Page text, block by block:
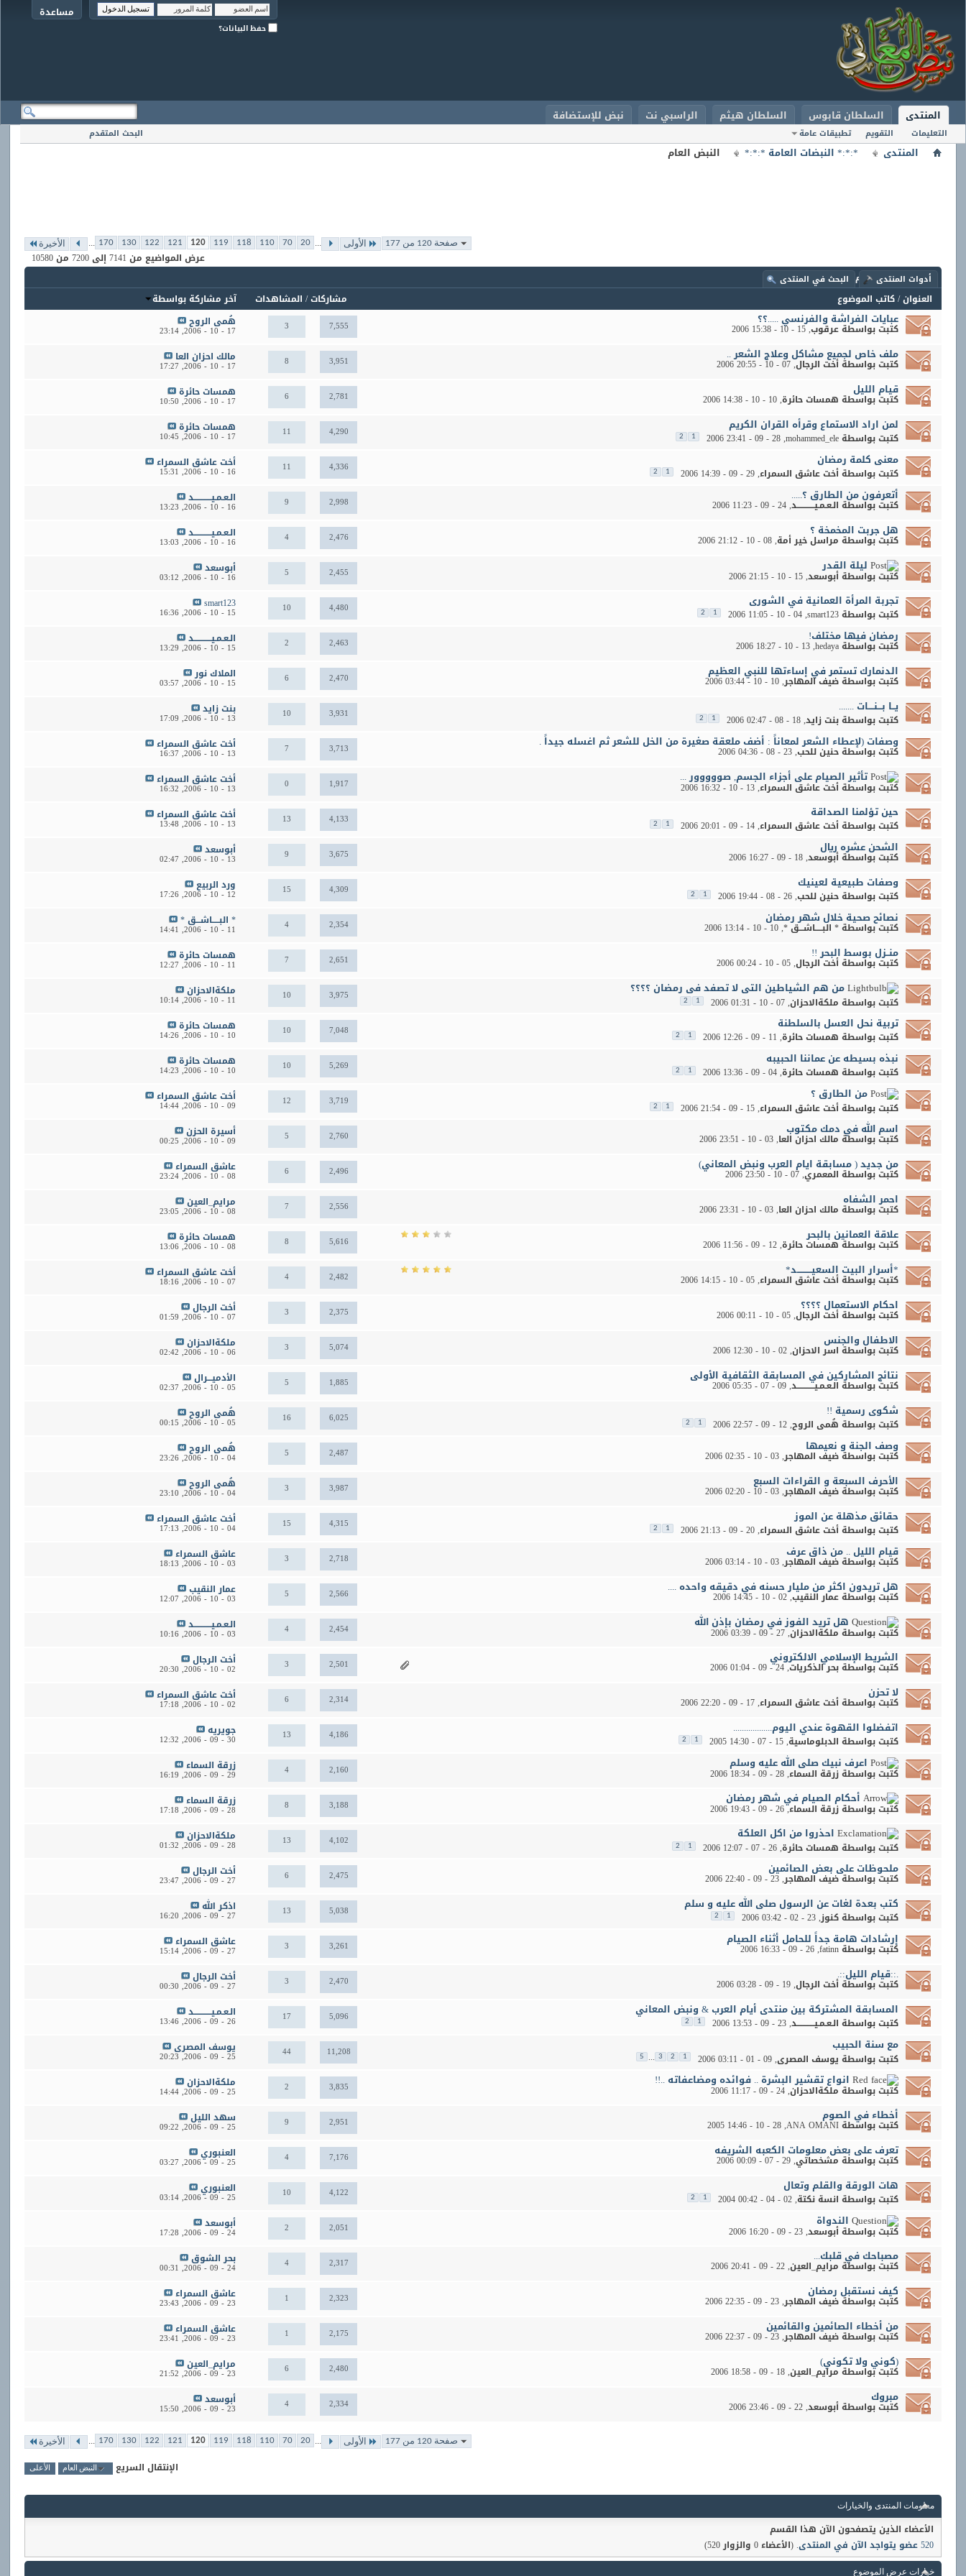
مساعدة
حفظ البيانات؟
المنتدى
التعليمات التقويم تطبيقات عامة
السلطان قابوس السلطان هيثم الراسبي نت نبض للإستضافة
البحث المتقدم
المنتدى *:*:* النبضات العامة *:*:* النبض العام
صفحة 120 من 177 الأولى ...
20
70
110
118
119
120
121
122
130
170
... الأخيرة
عرض المواضيع من 7141 إلى 7200 من 10580
المنتدى:النبض العامأدوات المنتدى البحث في المنتدى
العنوان/كاتب الموضوع مشاركات/ المشاهدات آخر مشاركة بواسطة
عبايات الفراشة والفرنسي .....؟؟
كتبت بواسطةعرقوب‏, 15 - 10 - 2006 15:38
3 7,555 هُمى الروح
17 - 10 - 2006,
23:14
ملف خاص لجميع مشاكل وعلاج الشعر ..
كتبت بواسطةأخت الرجال‏, 07 - 10 - 2006 20:55
8 3,951 مالك احزان العا
17 - 10 - 2006,
17:27
قيام الليل
كتبت بواسطة همسات حائرة‏, 10 - 10 - 2006 14:38
6 2,781 همسات حائرة
17 - 10 - 2006,
10:50
لمن اراد الاستماع وقرأه القران الكريم
كتبت بواسطةmohammed_ele
‏, 28 - 09 - 2006 23:41
1
2
11 4,290 همسات حائرة
17 - 10 - 2006,
10:45
معنى كلمة رمضان
كتبت بواسطةأخت عاشق السمراء‏, 29 - 09 - 2006 14:39
1
2
11 4,336 أخت عاشق السمراء
16 - 10 - 2006,
15:31
أتعرفون من الطارق ؟.....
كتبت بواسطة الـعـمـيــــــــــــد‏, 24 - 09 - 2006 11:23
9 2,998 الـعـمـيــــــــــــد
16 - 10 - 2006,
13:23
هل جربت المخمخة ؟
كتبت بواسطة مراسل خير أمة‏, 08 - 10 - 2006 21:12
4 2,476 الـعـمـيــــــــــــد
16 - 10 - 2006,
13:03
ليلة القدر
كتبت بواسطةأبوسعد‏, 15 - 10 - 2006 21:15
5 2,455 أبوسعد
16 - 10 - 2006,
03:12
تجربة المرأة العمانية في الشورى
كتبت بواسطةsmart123
‏, 04 - 10 - 2006 11:05
1
2
10 4,480
smart123
15 - 10 - 2006,
16:36
رمضان فيها مختلف!
كتبت بواسطةhedaya
‏, 13 - 10 - 2006 18:27
2 2,463 الـعـمـيــــــــــــد
15 - 10 - 2006,
13:29
الدنمارك تستمر في إساءتها للنبي العظيم
كتبت بواسطةضيف المهاجر‏, 10 - 10 - 2006 03:44
6 2,470 الملاك نور
15 - 10 - 2006,
03:57
يــا بـــنــــات .......
كتبت بواسطةبنت زايد‏, 18 - 08 - 2006 02:47
1
2
10 3,931 بنت زايد
13 - 10 - 2006,
17:09
وصفات (لإعطاء الشعر لمعاناً : أضف ملعقة صغيرة من الخل للشعر ثم اغسله جيداً .
كتبت بواسطةحنين للحب‏, 23 - 08 - 2006 04:36
7 3,713 أخت عاشق السمراء
13 - 10 - 2006,
16:37
تأثير الصيام على أجزاء الجسم, صووووور ...
كتبت بواسطةأخت عاشق السمراء‏, 13 - 10 - 2006 16:32
0 1,917 أخت عاشق السمراء
13 - 10 - 2006,
16:32
حين تؤلمنا الصداقة
كتبت بواسطةأخت عاشق السمراء‏, 14 - 09 - 2006 20:01
1
2
13 4,133 أخت عاشق السمراء
13 - 10 - 2006,
13:48
الشحن عشره ريال
كتبت بواسطةأبوسعد‏, 18 - 09 - 2006 16:27
9 3,675 أبوسعد
13 - 10 - 2006,
02:47
وصفات طبيعية لعينيك
كتبت بواسطةحنين للحب‏, 26 - 08 - 2006 19:44
1
2
15 4,309 ورد الربيع
12 - 10 - 2006,
17:26
نصائح صحية خلال شهر رمضان
كتبت بواسطة* البـــــاشـــق *‏, 10 - 10 - 2006 13:14
4 2,354 * البـــــاشـــق *
11 - 10 - 2006,
14:41
منــزل بوسط البحر !!
كتبت بواسطةأخت الرجال‏, 05 - 10 - 2006 00:24
7 2,651 همسات حائرة
11 - 10 - 2006,
12:27
من هم الشياطين التى لا تصفد فى رمضان ؟؟؟؟
كتبت بواسطة ملكةالاحزان‏, 07 - 10 - 2006 01:31
1
2
10 3,975 ملكةالاحزان
11 - 10 - 2006,
10:14
تربية نحل العسل بالسلطنة
كتبت بواسطة همسات حائرة‏, 11 - 09 - 2006 12:26
1
2
10 7,048 همسات حائرة
10 - 10 - 2006,
14:26
نبذه بسيطه عن عماننا الحبيبه
كتبت بواسطة همسات حائرة‏, 04 - 09 - 2006 13:36
1
2
10 5,269 همسات حائرة
10 - 10 - 2006,
14:23
من الطارق ؟
كتبت بواسطةأخت عاشق السمراء‏, 15 - 09 - 2006 21:54
1
2
12 3,719 أخت عاشق السمراء
09 - 10 - 2006,
14:44
اسم الله في دمك مكتوب
كتبت بواسطة مالك احزان العا‏, 03 - 10 - 2006 23:51
5 2,760 أسيرة الحزن
09 - 10 - 2006,
00:25
من جديد ( مسابقة ايام العرب ونبض المعاني)
كتبت بواسطة المعمري‏, 07 - 10 - 2006 23:50
6 2,496 عاشق السمراء
08 - 10 - 2006,
23:24
احمر الشفاه
كتبت بواسطة مالك احزان العا‏, 03 - 10 - 2006 23:31
7 2,556 مرايم_العين
08 - 10 - 2006,
23:05
علاقة العمانين بالبحر
كتبت بواسطةهمسات حائرة‏, 12 - 09 - 2006 11:56
8 5,616 همسات حائرة
08 - 10 - 2006,
13:06
*أسرار البيت السعيــــــــــد*
كتبت بواسطةأخت عاشق السمراء‏, 05 - 10 - 2006 14:15
4 2,482 أخت عاشق السمراء
07 - 10 - 2006,
18:16
احكام الاستعمال ؟؟؟؟
كتبت بواسطةأخت الرجال‏, 05 - 10 - 2006 00:11
3 2,375 أخت الرجال
07 - 10 - 2006,
01:59
الاطفال والجنس
كتبت بواسطة اسر الاحزان‏, 02 - 10 - 2006 12:30
3 5,074 ملكةالاحزان
06 - 10 - 2006,
02:42
نتائج المشاركين في المسابقة الثقافية الأولى
كتبت بواسطة الـعـمـيــــــــــــد‏, 09 - 07 - 2006 05:35
5 1,885 الأدميـــرال
05 - 10 - 2006,
02:37
شكوى رسمية !!
كتبت بواسطة هُمى الروح‏, 12 - 09 - 2006 22:57
1
2
16 6,025 هُمى الروح
05 - 10 - 2006,
00:15
وصف الجنة و نعيمها
كتبت بواسطةضيف المهاجر‏, 03 - 10 - 2006 02:35
5 2,487 هُمى الروح
04 - 10 - 2006,
23:26
الأحرف السبعة و القراءات السبع
كتبت بواسطةضيف المهاجر‏, 03 - 10 - 2006 02:20
3 3,987 هُمى الروح
04 - 10 - 2006,
23:10
حقائق مذهلة عن الموز
كتبت بواسطةأخت عاشق السمراء‏, 20 - 09 - 2006 21:13
1
2
15 4,315 أخت عاشق السمراء
04 - 10 - 2006,
17:13
قيام الليل .. من ذاق عرف
كتبت بواسطةضيف المهاجر‏, 03 - 10 - 2006 03:14
3 2,718 عاشق السمراء
03 - 10 - 2006,
18:13
هل تريدون اكثر من مليار حسنه في دقيقه واحده ....
كتبت بواسطةعمار النقيب‏, 02 - 10 - 2006 14:45
5 2,566 عمار النقيب
03 - 10 - 2006,
12:07
هل تريد الفوز في رمضان بإذن الله
كتبت بواسطة ملكةالاحزان‏, 27 - 09 - 2006 03:39
4 2,454 الـعـمـيــــــــــــد
03 - 10 - 2006,
10:16
الشريط الإسلامي الالكتروني
كتبت بواسطةبحر الذكريات‏, 24 - 09 - 2006 01:04
3 2,501 أخت الرجال
02 - 10 - 2006,
20:30
لا تحزن
كتبت بواسطةأخت عاشق السمراء‏, 17 - 09 - 2006 22:20
6 2,314 أخت عاشق السمراء
02 - 10 - 2006,
17:18
اتفضلوا القهوة عندي اليوم..................
كتبت بواسطة الدبلوماسية‏, 15 - 07 - 2005 14:30
1
2
13 4,186 جويريه
30 - 09 - 2006,
12:32
اعرف نبيك صلى الله عليه وسلم
كتبت بواسطةزرقة السماء‏, 28 - 09 - 2006 18:34
4 2,160 زرقة السماء
29 - 09 - 2006,
16:19
أحكام الصيام في شهر رمضان
كتبت بواسطةزرقة السماء‏, 26 - 09 - 2006 19:43
8 3,188 زرقة السماء
28 - 09 - 2006,
17:18
احذروا من اكل العلكة
كتبت بواسطة همسات حائرة‏, 26 - 07 - 2006 12:07
1
2
13 4,102 ملكةالاحزان
28 - 09 - 2006,
01:32
ملحوظات على بعض الصائمين
كتبت بواسطةضيف المهاجر‏, 23 - 09 - 2006 22:40
6 2,475 أخت الرجال
27 - 09 - 2006,
23:47
كتب بعدة لغات عن الرسول صلى الله عليه و سلم
كتبت بواسطةكنوز‏, 23 - 02 - 2006 03:42
1
2
13 5,038 اذكر الله
27 - 09 - 2006,
16:20
إرشادات هامة جداً للحامل أثناء الصيام
كتبت بواسطةfatinn
‏, 26 - 09 - 2006 16:33
3 3,261 عاشق السمراء
27 - 09 - 2006,
15:14
.::قيام الليل::.
كتبت بواسطةأخت الرجال‏, 19 - 09 - 2006 03:28
3 2,470 أخت الرجال
27 - 09 - 2006,
00:30
المسابقة المشتركة بين منتدى أيام العرب & ونبض المعاني
كتبت بواسطة الـعـمـيــــــــــــد‏, 23 - 09 - 2006 13:53
1
2
17 5,096 الـعـمـيــــــــــــد
26 - 09 - 2006,
13:46
مع سنة الحبيب
كتبت بواسطة يوسف المصرى‏, 09 - 01 - 2006 03:11
1
2
3
...
5
44 11,208 يوسف المصرى
25 - 09 - 2006,
20:23
انواع تقشير البشرة .. فوائده ومضاعفاته ..!!
كتبت بواسطة ملكةالاحزان‏, 24 - 09 - 2006 11:17
2 3,835 ملكةالاحزان
25 - 09 - 2006,
14:44
أخطاء في الصوم
كتبت بواسطةANA OMANI
‏, 28 - 10 - 2005 14:46
9 2,951 سهد الليل
25 - 09 - 2006,
09:22
تعرف على بعض معلومات الكعبه الشريفه
كتبت بواسطة مشخصاتي‏, 29 - 07 - 2006 00:09
4 7,176 العنبوري
25 - 09 - 2006,
03:27
هات الورقة والقلم وتعال
كتبت بواسطة انسة نكتة‏, 02 - 04 - 2004 00:42
1
2
10 4,122 العنبوري
25 - 09 - 2006,
03:14
الندواة
كتبت بواسطةأبوسعد‏, 23 - 09 - 2006 16:20
2 2,051 أبوسعد
24 - 09 - 2006,
17:28
مصباحك في قلبك...
كتبت بواسطة مرايم_العين‏, 22 - 09 - 2006 20:41
4 2,317 بحر الشوق
24 - 09 - 2006,
00:31
كيف نستقبل رمضان
كتبت بواسطةضيف المهاجر‏, 23 - 09 - 2006 22:35
1 2,323 عاشق السمراء
23 - 09 - 2006,
23:43
من أخطاء الصائمين والقائمين
كتبت بواسطةضيف المهاجر‏, 23 - 09 - 2006 22:37
1 2,175 عاشق السمراء
23 - 09 - 2006,
23:41
(كوني ولا تكوني)
كتبت بواسطةمرايم_العين‏, 18 - 09 - 2006 18:58
6 2,480 مرايم_العين
23 - 09 - 2006,
21:52
مبروك
كتبت بواسطةأبوسعد‏, 22 - 09 - 2006 23:46
4 2,334 أبوسعد
23 - 09 - 2006,
15:50
صفحة 120 من 177 الأولى ...
20
70
110
118
119
120
121
122
130
170
... الأخيرة
الإنتقال السريع النبض العام الأعلى
معلومات المنتدى والخيارات
الأعضاء الذين يتصفحون الآن هذا القسم
520 عضو يتواجد الآن في المنتدى
. (الأعضاء 0 والزوار 520)
خيارات عرض الموضوع